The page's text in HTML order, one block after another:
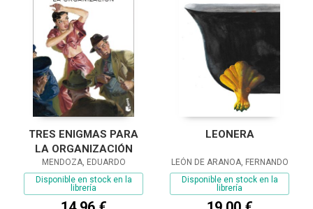
TRES ENIGMAS PARA
LA ORGANIZACIÓN
MENDOZA, EDUARDO
Disponible en stock en la
librería
LEONERA
LEÓN DE ARANOA, FERNANDO
Disponible en stock en la
librería